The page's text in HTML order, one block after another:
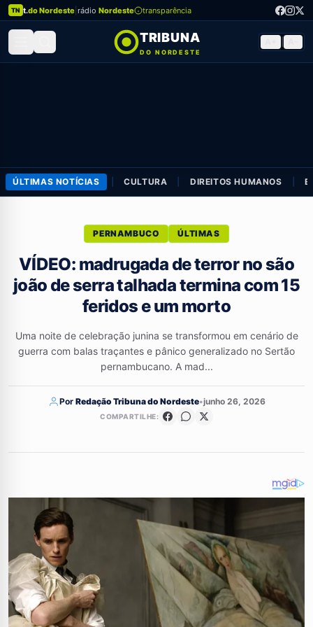
TN t.do Nordeste rádio Nordeste transparência
TRIBUNA
DO NORDESTE
ÚLTIMAS NOTÍCIAS CULTURA DIREITOS HUMANOS
PERNAMBUCO ÚLTIMAS
VÍDEO: madrugada de terror no são
joão de serra talhada termina com 15
feridos e um morto
Uma noite de celebração junina se transformou em cenário de
guerra com balas traçantes e pânico generalizado no Sertão
pernambucano. A mad...
Por Redação Tribuna do Nordeste•junho 26, 2026
COMPARTILHE: